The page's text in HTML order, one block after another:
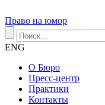
Право на юмор
ENG
О Бюро
Пресс-центр
Практики
Контакты